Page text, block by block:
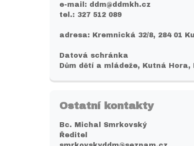
e-mail: ddm@ddmkh.cz
tel.: 327 512 089
adresa: Kremnická 32/8, 284 01
Datová schránka
Dům dětí a mládeže, Kutná Hora,
Ostatní kontakty
Bc. Michal Smrkovský
Ředitel